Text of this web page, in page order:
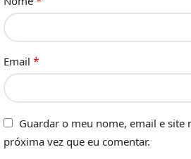
Email *
Guardar o meu nome, email e site
próxima vez que eu comentar.